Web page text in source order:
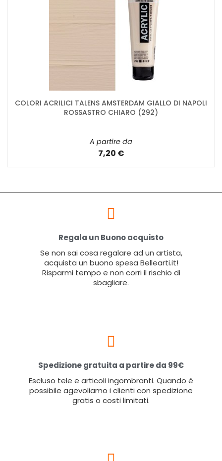
COLORI ACRILICI TALENS AMSTERDAM GIALLO DI NAPOLI
ROSSASTRO CHIARO (292)
A partire da
7,20 €
Regala un Buono acquisto
Se non sai cosa regalare ad un artista,
acquista un buono spesa Bellearti.it!
Risparmi tempo e non corri il rischio di
sbagliare.
Spedizione gratuita a partire da 99€
Escluso tele e articoli ingombranti. Quando è
possibile agevoliamo i clienti con spedizione
gratis o costi limitati.